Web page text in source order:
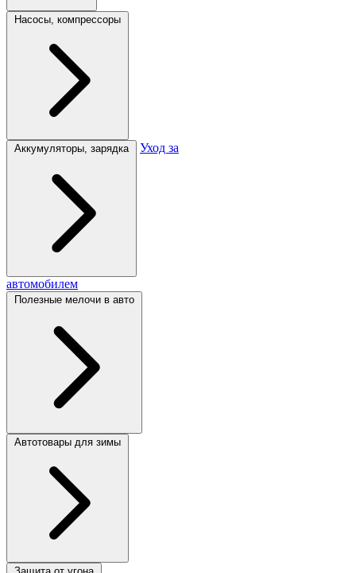
Насосы, компрессоры
Аккумуляторы, зарядка Уход за
автомобилем
Полезные мелочи в авто
Автотовары для зимы